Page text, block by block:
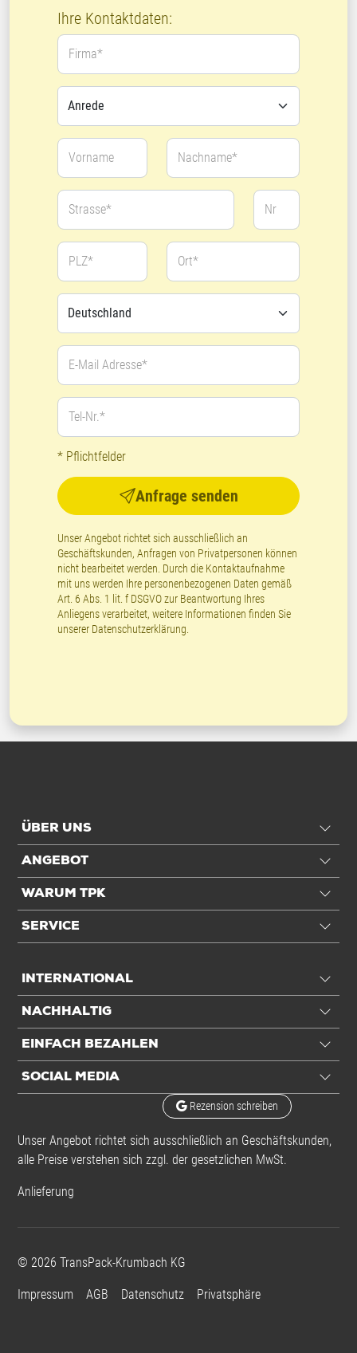
Ihre Kontaktdaten:
Firma*
Vorname Nachname*
Strasse* Nr
PLZ* Ort*
E-Mail Adresse*
Tel-Nr.*
* Pflichtfelder
Anfrage senden
Unser Angebot richtet sich ausschließlich an
Geschäftskunden, Anfragen von Privatpersonen können
nicht bearbeitet werden. Durch die Kontaktaufnahme
mit uns werden Ihre personenbezogenen Daten gemäß
Art. 6 Abs. 1 lit. f DSGVO zur Beantwortung Ihres
Anliegens verarbeitet, weitere Informationen finden Sie
unserer Datenschutzerklärung
ÜBER UNS
ANGEBOT
WARUM TPK
SERVICE
INTERNATIONAL
NACHHALTIG
EINFACH BEZAHLEN
SOCIAL MEDIA
Rezension schreiben
Unser Angebot richtet sich ausschließlich an Geschäftskunden,
alle Preise verstehen sich zzgl. der gesetzlichen MwSt.
Anlieferung
© 2026 TransPack-Krumbach KG
Impressum AGB Datenschutz Privatsphäre